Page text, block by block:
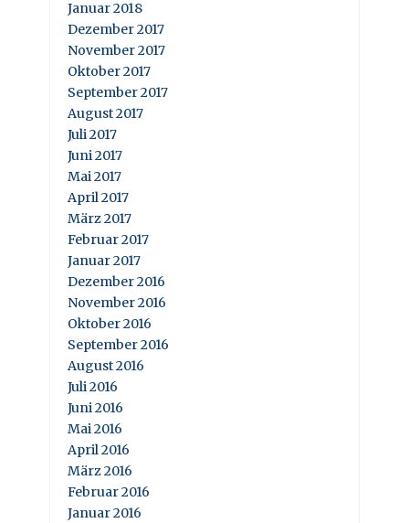
Januar 2018
Dezember 2017
November 2017
Oktober 2017
September 2017
August 2017
Juli 2017
Juni 2017
Mai 2017
April 2017
März 2017
Februar 2017
Januar 2017
Dezember 2016
November 2016
Oktober 2016
September 2016
August 2016
Juli 2016
Juni 2016
Mai 2016
April 2016
März 2016
Februar 2016
Januar 2016